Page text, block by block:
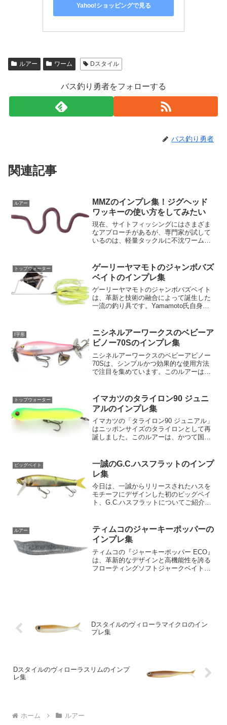
Yahoo!ショッピングで見る
ルアー ワーム Dスタイル
バス釣り勇者をフォローする
バス釣り勇者
関連記事
ルアー
MMZのインプレ集！ジグヘッド
ワッキーの使い方をしてみたい
現在、サイトフィッシングにはさまざま
なアプローチがあるが、専門家が試して
いるのは、軽量タックルに不沈ワームを
バスをバイトさせるために、ワームのサ
イズ、形状、硬さ、柔らかさ...
トップウォーター
ゲーリーヤマモトのジャンボバズ
ベイトのインプレ集
ゲーリーヤマモトのジャンボバズベイト
は、革新と技術の融合によって誕生した
一流の釣り具です。Yamamoto氏自身が
因要素を強化した製品を作り出しまし
た。この特別なバズベ...
I字形
ニシネルアーワークスのベビーア
ビノー70Sのインプレ集
ニシネルアーワークスのベビーアビノー
70Sは、シンプルかつ効果的な使用方法
で注目を集めています。このルアーは、
ルとして市場に登場しました。投げて、
沈めて、巻くだけとい...
トップウォーター
イマカツのタライロン90 ジュニ
アルのインプレ集
イマカツの「タライロン90 ジュニアル」
はニッポンサイズのタライロンとして再
誕しました。このルアーは、かつて国内
ル『タライロン』のダウンサイズバージ
ョンです。全長90ミ...
ビッグベイト
一誠のG.C.ハスフラットのインプ
レ集
今日は、一誠からリリースされたハスを
モチーフにデザインした初のビッグベイ
ト、G.C.ハスフラットについてご紹介し
タバス）をモチーフにモデリングされて
おり、非常にリアルな...
ルアー
ティムコのジャーキーポッパーの
インプレ集
ティムコの『ジャーキーポッパー ECO』
は、革新的なデザインと高機能性を誇る
フローティングソフトジャークベイトで
Dスタイルのヴィローラマイクロのイン
プレ集
Dスタイルのヴィローラスリムのインプ
レ集
ホーム ルアー